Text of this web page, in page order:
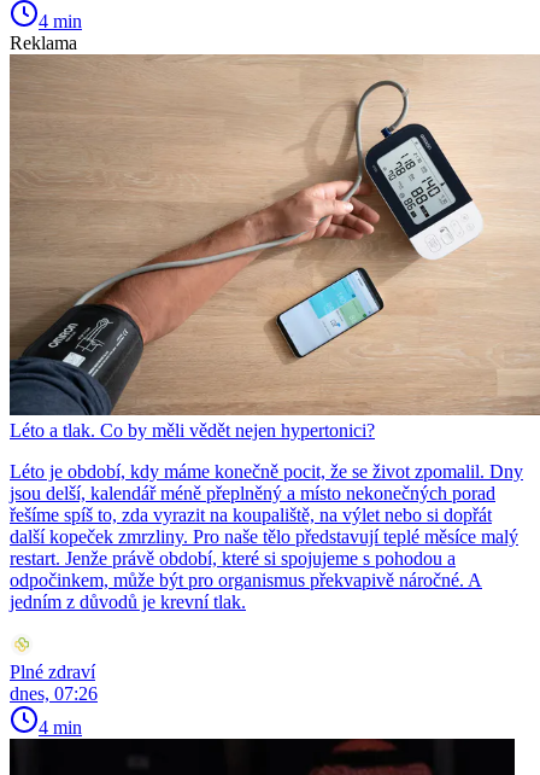
4 min
Reklama
Léto a tlak. Co by měli vědět nejen hypertonici?
Léto je období, kdy máme konečně pocit, že se život zpomalil. Dny
jsou delší, kalendář méně přeplněný a místo nekonečných porad
řešíme spíš to, zda vyrazit na koupaliště, na výlet nebo si dopřát
další kopeček zmrzliny. Pro naše tělo představují teplé měsíce malý
restart. Jenže právě období, které si spojujeme s pohodou a
odpočinkem, může být pro organismus překvapivě náročné. A
jedním z důvodů je krevní tlak.
Plné zdraví
dnes, 07:26
4 min